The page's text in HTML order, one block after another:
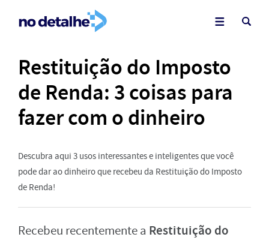
Restituição do Imposto
de Renda: 3 coisas para
fazer com o dinheiro
Descubra aqui 3 usos interessantes e inteligentes que você
pode dar ao dinheiro que recebeu da Restituição do Imposto
de Renda!
Recebeu recentemente a Restituição do